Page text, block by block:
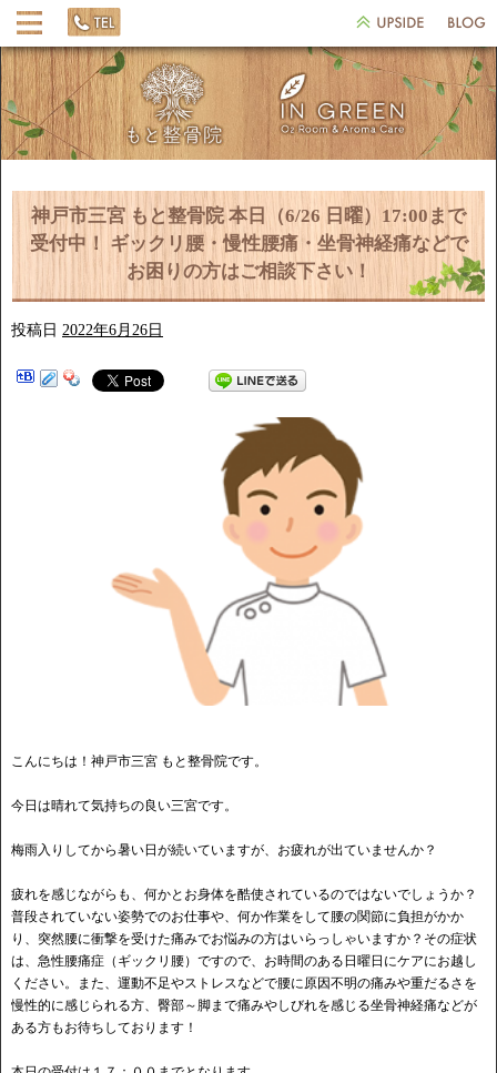
神戸市三宮 もと整骨院 本日（6/26 日曜）17:00まで
受付中！ ギックリ腰・慢性腰痛・坐骨神経痛などで
お困りの方はご相談下さい！
投稿日 2022年6月26日
こんにちは！神戸市三宮 もと整骨院です。
今日は晴れて気持ちの良い三宮です。
梅雨入りしてから暑い日が続いていますが、お疲れが出ていませんか？
疲れを感じながらも、何かとお身体を酷使されているのではないでしょうか？
普段されていない姿勢でのお仕事や、何か作業をして腰の関節に負担がかか
り、突然腰に衝撃を受けた痛みでお悩みの方はいらっしゃいますか？その症状
は、急性腰痛症（ギックリ腰）ですので、お時間のある日曜日にケアにお越し
ください。また、運動不足やストレスなどで腰に原因不明の痛みや重だるさを
慢性的に感じられる方、臀部～脚まで痛みやしびれを感じる坐骨神経痛などが
ある方もお待ちしております！